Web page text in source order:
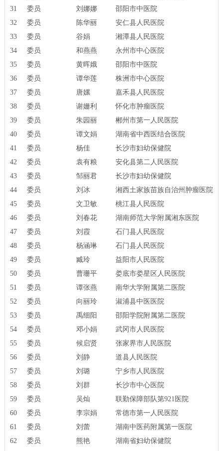
31
委员 刘娜娜
邵阳市中医院
32
委员 陈华丽
安仁县人民医院
33
委员 谷娟
湘潭县人民医院
34
委员 和燕燕
永州市中心医院
35
委员 黄晖娥
邵阳市中医院
36
委员 谭华莲
株洲市中心医院
37
委员 唐嫘
嘉禾县人民医院
38
委员 谢姗利
怀化市肿瘤医院
39
委员 朱园丽
郴州市第一人民医院
40
委员 谭文娟
湖南省中西医结合医院
41
委员 杨佳
长沙市妇幼保健院
42
委员 袁有粮
安化县第二人民医院
43
委员 邹丽君
长沙市妇幼保健院
44
委员 刘冰
湘西土家族苗族自治州肿瘤医院
45
委员 文卫敏
桃江县人民医院
46
委员 刘春花
湖南师范大学附属湘东医院
47
委员 刘霞
石门县人民医院
48
委员 杨涵琳
石门县人民医院
49
委员 臧玲
益阳市人民医院
50
委员 曹珊平
娄底市娄星区人民医院
51
委员 谭张燕
南华大学附属第二医院
52
委员 向丽玲
淑浦县中医医院
53
委员 禹细阳
邵阳学院附属第二医院
54
委员 邓小娟
武冈市人民医院
55
委员 候启贤
张家界市人民医院
56
委员 刘静
道县人民医院
57
委员 刘璐
宁乡市人民医院
58
委员 刘群
长沙市中心医院
59
委员 吴灿
联勤保障部队第921医院
60
委员 李宗娟
常德市第一人民医院
61
委员 刘蕾
湖南中医药附属第一医院
62
委员 熊艳 湖南省妇幼保健院